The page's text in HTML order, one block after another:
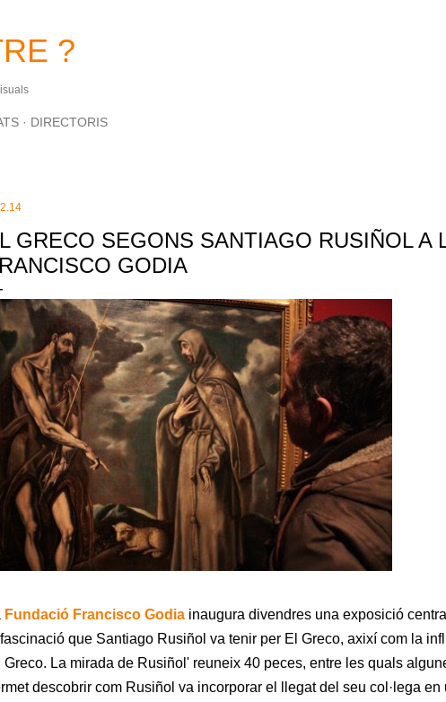
?
DIRECTORIS
GRECO SEGONS SANTIAGO RUSIÑOL A
GODIA
Fundació Francisco Godia inaugura divendres una exposició
que Santiago Rusiñol va tenir per El Greco, axixí com la
Greco. La mirada de Rusiñol' reuneix 40 peces, entre les quals
descobrir com Rusiñol va incorporar el llegat del seu col·lega en